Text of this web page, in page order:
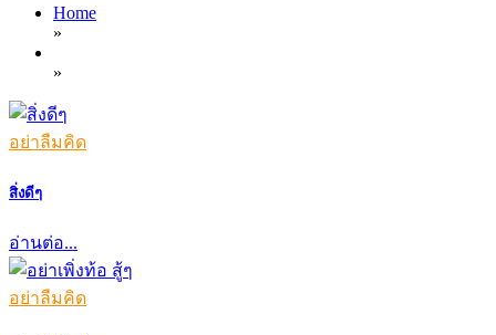
Home
»
»
อย่าลืมคิด
สิ่งดีๆ
อ่านต่อ...
อย่าลืมคิด